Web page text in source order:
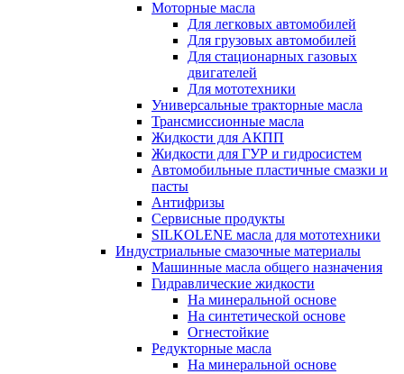
Моторные масла
Для легковых автомобилей
Для грузовых автомобилей
Для стационарных газовых
двигателей
Для мототехники
Универсальные тракторные масла
Трансмиссионные масла
Жидкости для АКПП
Жидкости для ГУР и гидросистем
Автомобильные пластичные смазки и
пасты
Антифризы
Сервисные продукты
SILKOLENE масла для мототехники
Индустриальные смазочные материалы
Машинные масла общего назначения
Гидравлические жидкости
На минеральной основе
На синтетической основе
Огнестойкие
Редукторные масла
На минеральной основе